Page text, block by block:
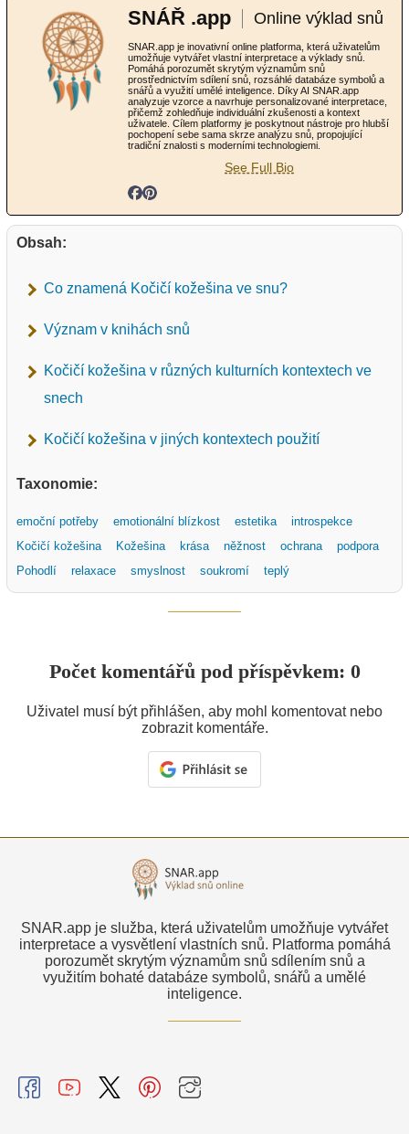
SNÁŘ .app Online výklad snů
SNAR.app je inovativní online platforma, která uživatelům
umožňuje vytvářet vlastní interpretace a výklady snů.
Pomáhá porozumět skrytým významům snů
prostřednictvím sdílení snů, rozsáhlé databáze symbolů a
snářů a využití umělé inteligence. Díky AI SNAR.app
analyzuje vzorce a navrhuje personalizované interpretace,
přičemž zohledňuje individuální zkušenosti a kontext
uživatele. Cílem platformy je poskytnout nástroje pro hlubší
pochopení sebe sama skrze analýzu snů, propojující
tradiční znalosti s moderními technologiemi.
See Full Bio
Obsah:
Co znamená Kočičí kožešina ve snu?
Význam v knihách snů
Kočičí kožešina v různých kulturních kontextech ve
snech
Kočičí kožešina v jiných kontextech použití
Taxonomie:
emoční potřeby emotionální blízkost estetika
introspekce
Kočičí kožešina
Kožešina krása něžnost ochrana
podpora
Pohodlí
relaxace smyslnost soukromí teplý
Počet komentářů pod příspěvkem: 0
Uživatel musí být přihlášen, aby mohl komentovat nebo
zobrazit komentáře.
SNAR.app je služba, která uživatelům umožňuje vytvářet
interpretace a vysvětlení vlastních snů. Platforma pomáhá
porozumět skrytým významům snů sdílením snů a
využitím bohaté databáze symbolů, snářů a umělé
inteligence.